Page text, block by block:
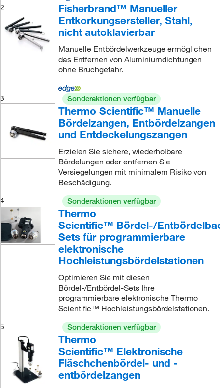
2
Fisherbrand™ Manueller
Entkorkungsersteller, Stahl,
nicht autoklavierbar
Manuelle Entbördelwerkzeuge ermöglichen
das Entfernen von Aluminiumdichtungen
ohne Bruchgefahr.
3 Sonderaktionen verfügbar
Thermo Scientific™ Manuelle
Bördelzangen, Entbördelzangen
und Entdeckelungszangen
Erzielen Sie sichere, wiederholbare
Bördelungen oder entfernen Sie
Versiegelungen mit minimalem Risiko von
Beschädigung.
4
Sonderaktionen verfügbar
Thermo
Scientific™ Bördel-/
Sets für programmierbare
elektronische
Hochleistungsbördelstationen
Optimieren Sie mit diesen
Bördel-/Entbördel-Sets Ihre
programmierbare elektronische Thermo
Scientific™ Hochleistungsbördelstationen.
5
Sonderaktionen verfügbar
Thermo
Scientific™ Elektronische
Fläschchenbördel- und -
entbördelzangen